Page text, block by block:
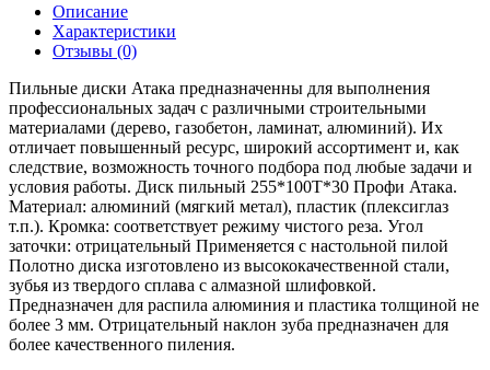
Описание
Характеристики
Отзывы (0)
Пильные диски Атака предназначенны для выполнения
профессиональных задач с различными строительными
материалами (дерево, газобетон, ламинат, алюминий). Их
отличает повышенный ресурс, широкий ассортимент и, как
следствие, возможность точного подбора под любые задачи и
условия работы. Диск пильный 255*100T*30 Профи Атака.
Материал: алюминий (мягкий метал), пластик (плексиглаз
т.п.). Кромка: соответствует режиму чистого реза. Угол
заточки: отрицательный Применяется с настольной пилой
Полотно диска изготовлено из высококачественной стали,
зубья из твердого сплава с алмазной шлифовкой.
Предназначен для распила алюминия и пластика толщиной не
более 3 мм. Отрицательный наклон зуба предназначен для
более качественного пиления.